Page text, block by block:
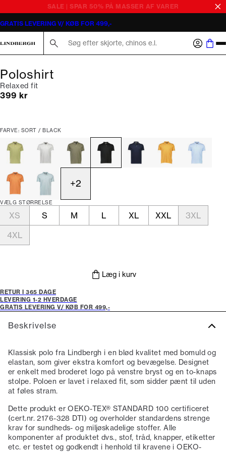
GRATIS LEVERING V/ KØB FOR 499,-
Poloshirt
Relaxed fit
I alt (inkl. rabat)
399 kr
FARVE: SORT / BLACK
+2
VÆLG STØRRELSE
XS S M L XL XXL
3XL
4XL
Læg i kurv
RETUR I 365 DAGE
LEVERING 1-2 HVERDAGE
GRATIS LEVERING V/ KØB FOR 499,-
Beskrivelse
Klassisk polo fra Lindbergh i en blød kvalitet med bomuld og
elastan, som giver ekstra komfort og bevægelse. Designet
er enkelt med broderet logo på venstre bryst og en to-knaps
stolpe. Poloen er lavet i relaxed fit, som sidder pænt til uden
at føles stram.
Dette produkt er OEKO-TEX® STANDARD 100 certificeret
(cert.nr. 2176-328 DTI) og overholder standardens strenge
krav for sundheds- og miljøskadelige stoffer. Alle
komponenter af produktet dvs., stof, tråd, knapper, etiketter
etc. er testet og godkendt i henhold til kravene i OEKO-